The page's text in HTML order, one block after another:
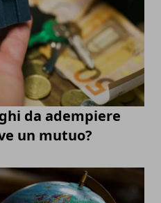
da adempiere
un mutuo?